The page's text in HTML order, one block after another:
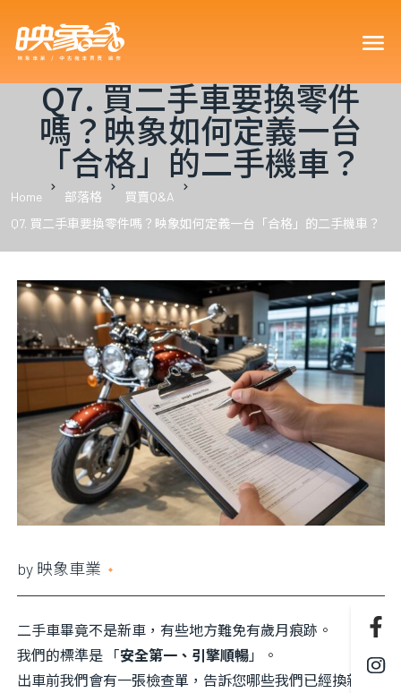
Q7. 買二手車要換零件
嗎？映象如何定義一台
「合格」的二手機車？
Home 部落格
買賣Q&A
Q7. 買二手車要換零件嗎？映象如何定義一台「合格」的二手機車？
by 映象車業
二手車畢竟不是新車，有些地方難免有歲月痕跡。
我們的標準是 「安全第一、引擎順暢」。
出車前我們會有一張檢查單，告訴您哪些我們已經換新
可以
嗎？
嗎？18